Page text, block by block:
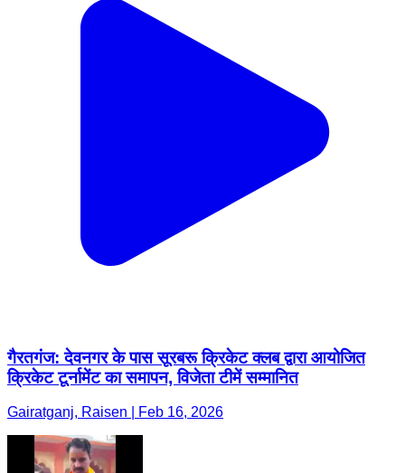
गैरतगंज: देवनगर के पास सूरबरू क्रिकेट क्लब द्वारा आयोजित
क्रिकेट टूर्नामेंट का समापन, विजेता टीमें सम्मानित
Gairatganj, Raisen | Feb 16, 2026